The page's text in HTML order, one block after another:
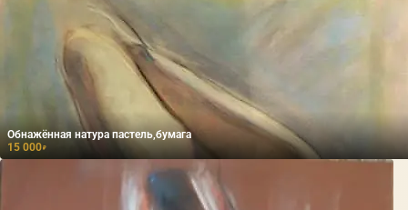
Обнажённая натура пастель,бумага
15 000₽